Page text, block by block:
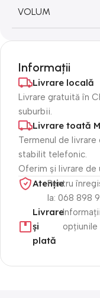
VOLUM
Informații
Livrare locală
Livrare gratuită în
suburbii.
Livrare toată
Termenul de livrare
stabilit telefonic.
Oferim și livrare de
Atenție​
Pentru
la: 068 898
Livrare
și
plată
opțiunile